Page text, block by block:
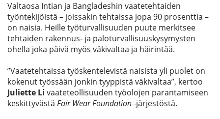
Valtaosa Intian ja Bangladeshin vaatetehtaiden
työntekijöistä – joissakin tehtaissa jopa 90 prosenttia –
on naisia. Heille työturvallisuuden puute merkitsee
tehtaiden rakennus- ja paloturvallisuuskysymysten
ohella joka päivä myös väkivaltaa ja häirintää.
”Vaatetehtaissa työskentelevistä naisista yli puolet on
kokenut työssään jonkin tyyppistä väkivaltaa”, kertoo
Juliette Li vaateteollisuuden työolojen parantamiseen
keskittyvästä Fair Wear Foundation-järjestöstä.